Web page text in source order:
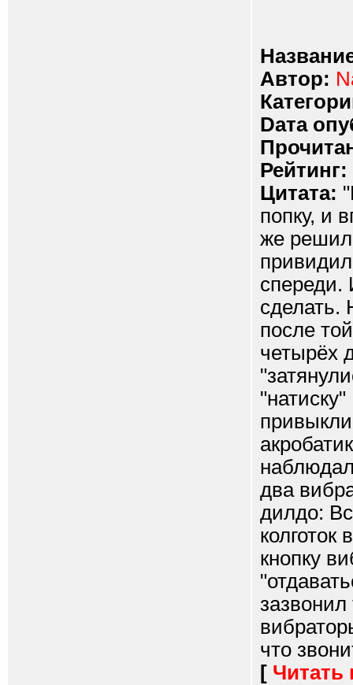
Автор:
Dата
Рейтинг:
Цитата:
попку, и
же
спереди.
сделать.
после
четырёх
два
дилдо:
кнопку
что
[ Читать